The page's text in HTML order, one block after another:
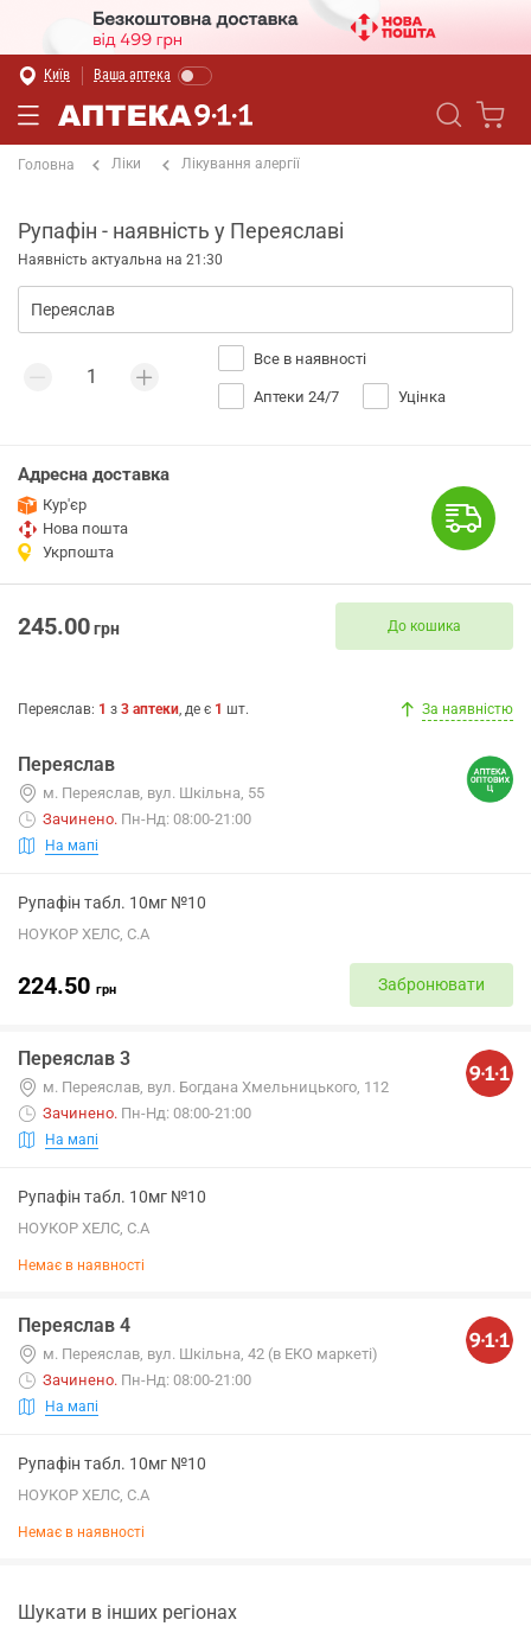
Київ Ваша аптека
Головна Ліки Лікування алергії
Рупафін - наявність у Переяславі
Наявність актуальна на 21:30
Все в наявності
Аптеки 24/7 Уцінка
Адресна доставка
Кур'єр
Нова пошта
Укрпошта
245.00грн До кошика
Переяслав: 1 з 3 аптеки, де є 1 шт. За наявністю
Переяслав
м. Переяслав, вул. Шкільна, 55
Зачинено. Пн-Нд: 08:00-21:00
На мапі
Рупафін табл. 10мг №10
НОУКОР ХЕЛС, С.А
224.50 грн Забронювати
Переяслав 3
м. Переяслав, вул. Богдана Хмельницького, 112
Зачинено. Пн-Нд: 08:00-21:00
На мапі
Рупафін табл. 10мг №10
НОУКОР ХЕЛС, С.А
Немає в наявності
Переяслав 4
м. Переяслав, вул. Шкільна, 42 (в ЕКО маркеті)
Зачинено. Пн-Нд: 08:00-21:00
На мапі
Рупафін табл. 10мг №10
НОУКОР ХЕЛС, С.А
Немає в наявності
Шукати в інших регіонах